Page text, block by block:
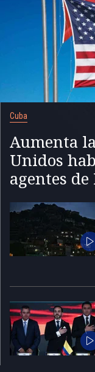
Cuba
Aumenta
Unidos
agentes